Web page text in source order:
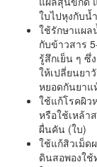
ใบไปหุงกับน้
ใช้รักษาแผล
กับข้าวสาร
รู้สึกเย็น ๆ ซึ่
ให้เปลี่ยนยา
หยอดกันยาแ
ใช้แก้โรคผิว
หรือใช้เหล้า
ผื่นคัน (ใบ)
ใช้แก้สิวเม็ด
ดินสอพองใช้